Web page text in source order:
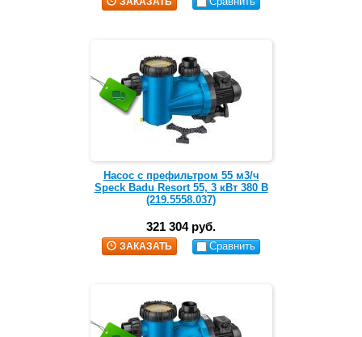
Насос с префильтром 55 м3/ч
Speck Badu Resort 55, 3 кВт 380 В
(219.5558.037)
321 304 руб.
ЗАКАЗАТЬ Сравнить